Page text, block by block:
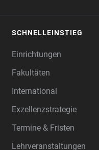
SCHNELLEINSTIEG
Einrichtungen
Fakultäten
International
Exzellenzstrategie
Termine & Fristen
Lehrveranstaltungen